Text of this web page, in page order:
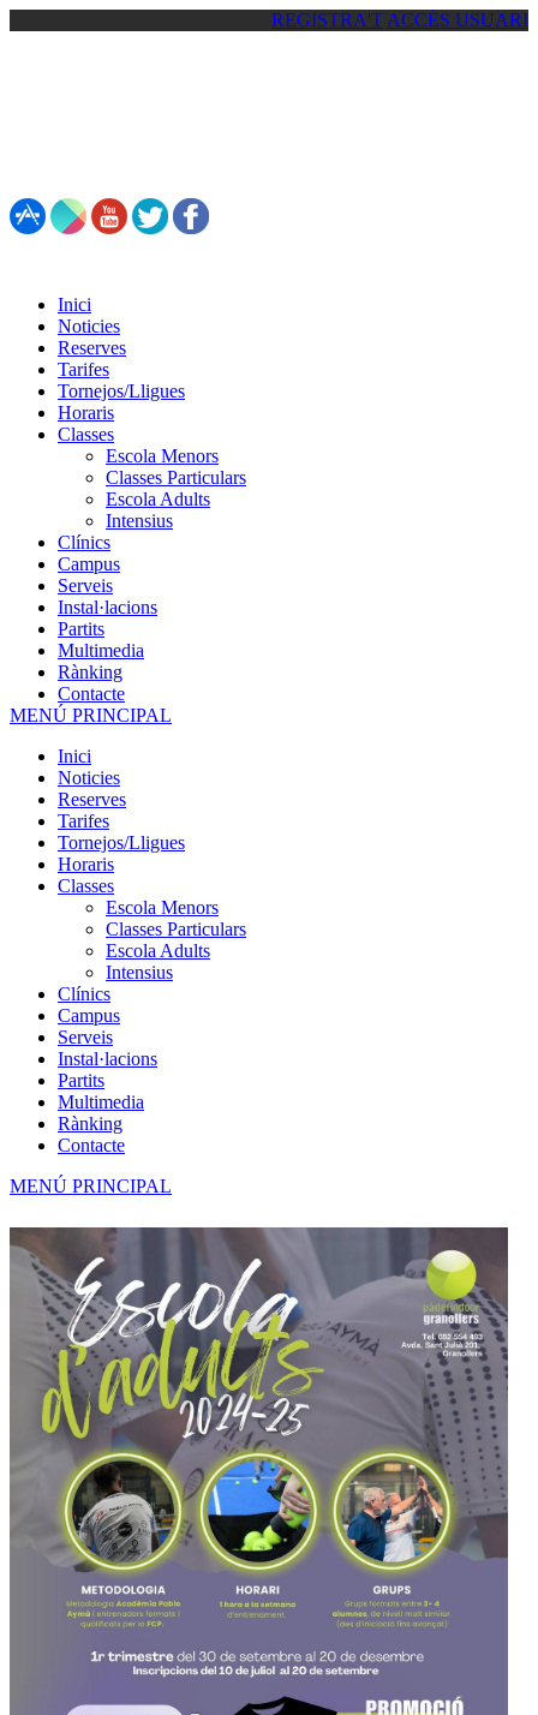
REGISTRA'T ACCÉS USUARI
Inici
Noticies
Reserves
Tarifes
Tornejos/Lligues
Horaris
Classes
Escola Menors
Classes Particulars
Escola Adults
Intensius
Clínics
Campus
Serveis
Instal·lacions
Partits
Multimedia
Rànking
Contacte
MENÚ PRINCIPAL
Inici
Noticies
Reserves
Tarifes
Tornejos/Lligues
Horaris
Classes
Escola Menors
Classes Particulars
Escola Adults
Intensius
Clínics
Campus
Serveis
Instal·lacions
Partits
Multimedia
Rànking
Contacte
MENÚ PRINCIPAL